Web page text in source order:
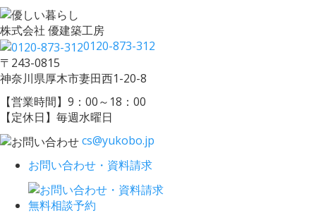
株式会社 優建築工房
0120-873-312
〒243-0815
神奈川県厚木市妻田西1-20-8
【営業時間】9：00～18：00
【定休日】毎週水曜日
cs@yukobo.jp
お問い合わせ・資料請求
無料相談予約